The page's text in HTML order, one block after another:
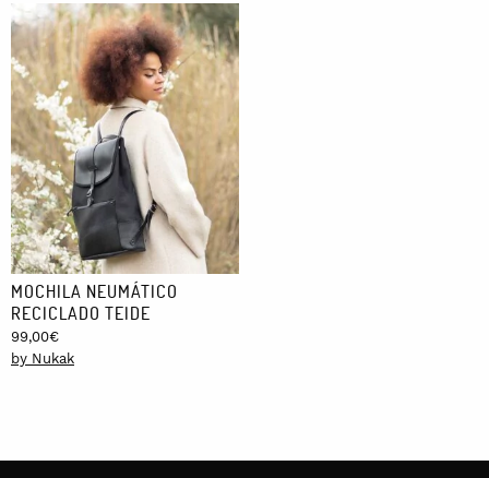
MOCHILA NEUMÁTICO
RECICLADO TEIDE
99,00€
by Nukak